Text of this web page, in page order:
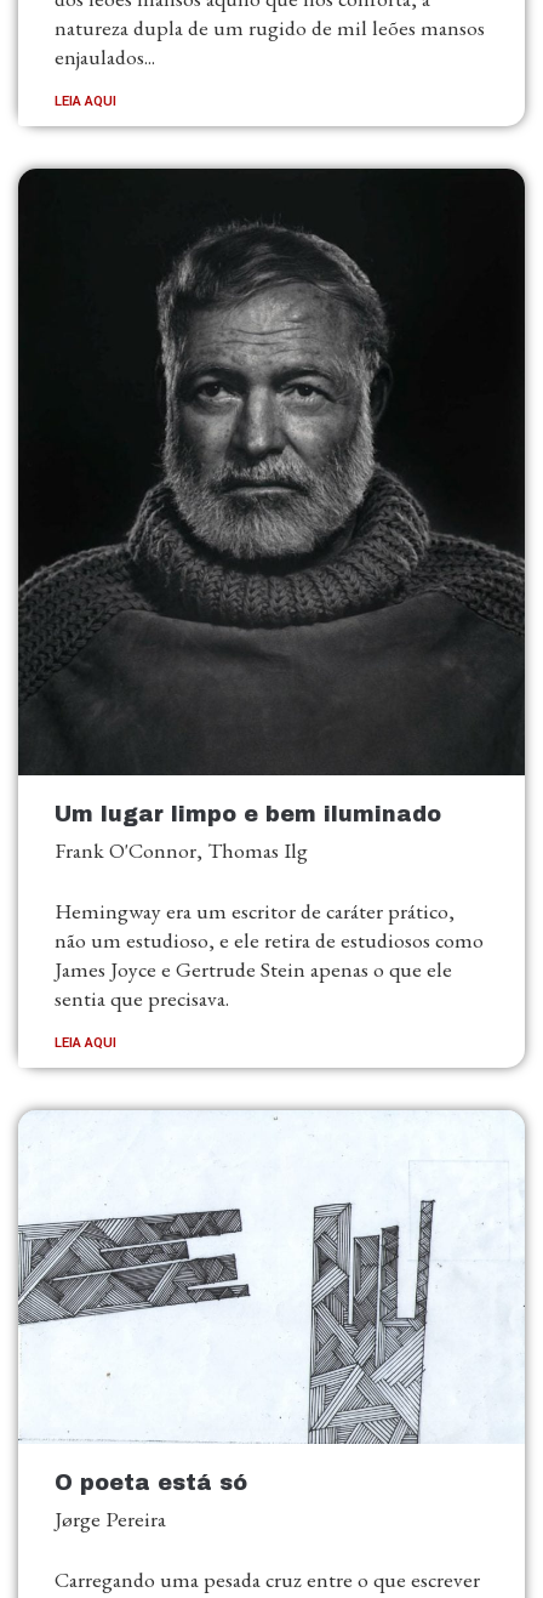
natureza dupla de um rugido de mil leões mansos
enjaulados...
LEIA AQUI
Um lugar limpo e bem iluminado
Frank O'Connor, Thomas Ilg
Hemingway era um escritor de caráter prático,
não um estudioso, e ele retira de estudiosos como
James Joyce e Gertrude Stein apenas o que ele
sentia que precisava.
LEIA AQUI
O poeta está só
Jørge Pereira
Carregando uma pesada cruz entre o que escrever